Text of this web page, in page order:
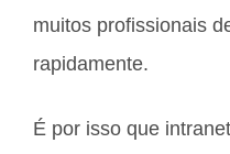
muitos profissionais
rapidamente.
É por isso que